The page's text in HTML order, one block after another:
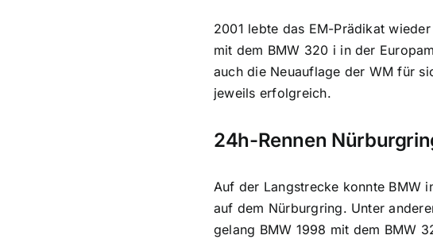
2001 lebte das EM-Prädikat
mit dem BMW 320 i in der
auch die Neuauflage der WM für
jeweils erfolgreich.
24h-Rennen
Auf der Langstrecke konnte BMW
auf dem Nürburgring. Unter
gelang BMW 1998 mit dem BMW